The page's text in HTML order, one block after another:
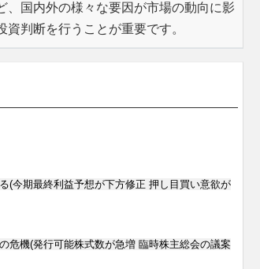
、国内外の様々な要因が市場の動向に影
判断を行うことが重要です。
(今期最終利益予想が下方修正 押し目買い意欲が
危機(発行可能株式数が急増 臨時株主総会の議案